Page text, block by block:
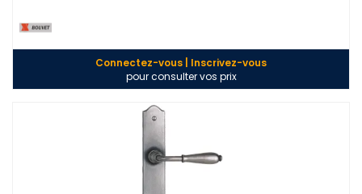
Connectez-vous | Inscrivez-vous
pour consulter vos prix